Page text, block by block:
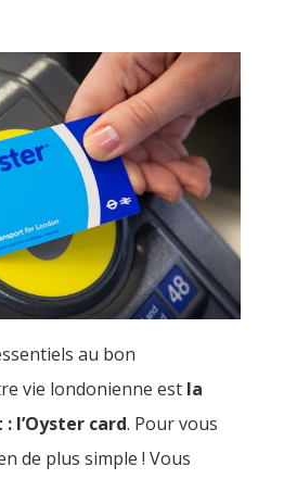
au bon
vie londonienne est la
l’Oyster card. Pour vous
de plus simple ! Vous